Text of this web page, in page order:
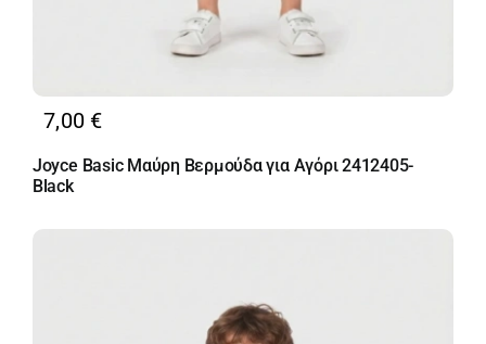
7,00 €
Joyce Basic Μαύρη Βερμούδα για Αγόρι 2412405-
Black